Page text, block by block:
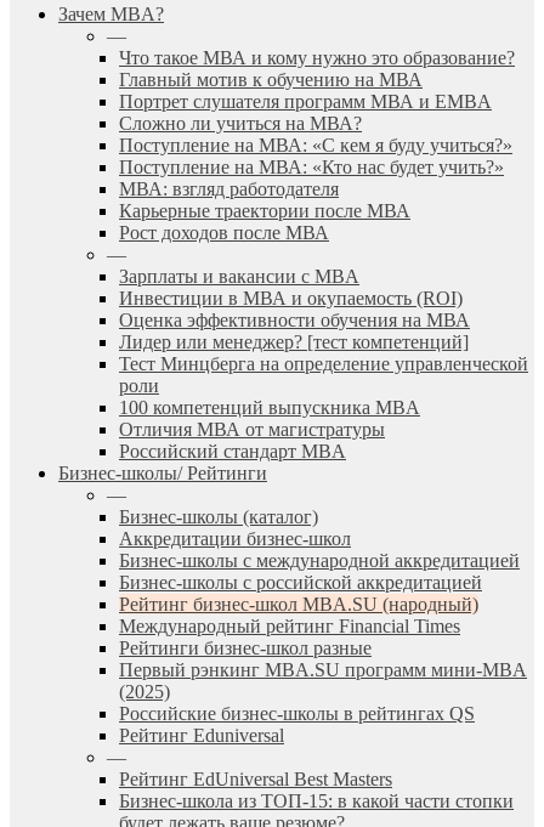
search
Menu
Зачем MBA?
—
Что такое МВА и кому нужно это образование?
Главный мотив к обучению на МВА
Портрет слушателя программ МВА и EMBA
Сложно ли учиться на МВА?
Поступление на МВА: «С кем я буду учиться?»
Поступление на МВА: «Кто нас будет учить?»
МВА: взгляд работодателя
Карьерные траектории после МВА
Рост доходов после МВА
—
Зарплаты и вакансии с MBA
Инвестиции в МВА и окупаемость (ROI)
Оценка эффективности обучения на МВА
Лидер или менеджер? [тест компетенций]
Тест Минцберга на определение управленческой
роли
100 компетенций выпускника MBA
Отличия МВА от магистратуры
Российский стандарт MBA
Бизнес-школы/ Рейтинги
—
Бизнес-школы (каталог)
Аккредитации бизнес-школ
Бизнес-школы с международной аккредитацией
Бизнес-школы с российской аккредитацией
Рейтинг бизнес-школ MBA.SU (народный)
Международный рейтинг Financial Times
Рейтинги бизнес-школ разные
Первый рэнкинг MBA.SU программ мини-MBA
(2025)
Российские бизнес-школы в рейтингах QS
Рейтинг Eduniversal
—
Рейтинг EdUniversal Best Masters
Бизнес-школа из ТОП-15: в какой части стопки
будет лежать ваше резюме?